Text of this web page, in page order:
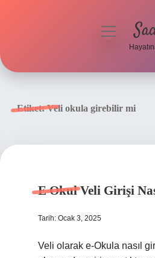
menüyü
Etiket:Veli okula girebilir mi
E Okul Veli Girişi
Tarih: Ocak 3, 2025
Veli olarak e-Okula nasıl